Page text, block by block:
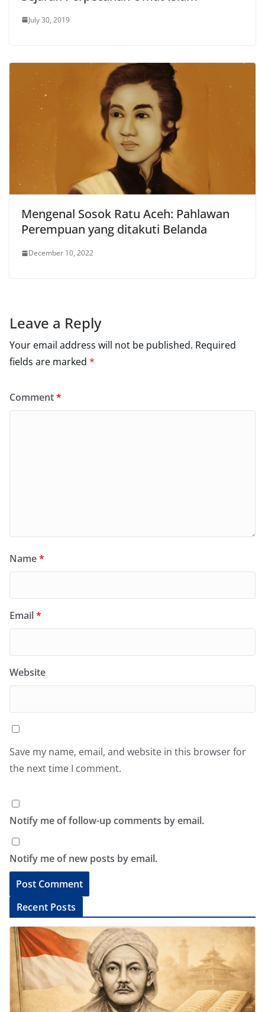
July 30, 2019
Mengenal Sosok Ratu Aceh: Pahlawan
Perempuan yang ditakuti Belanda
December 10, 2022
Leave a Reply
Your email address will not be published. Required
fields are marked *
Comment*
Name*
Email*
Website
Save my name, email, and website in this browser for
the next time I comment.
Notify me of follow-up comments by email.
Notify me of new posts by email.
l
Recent Posts